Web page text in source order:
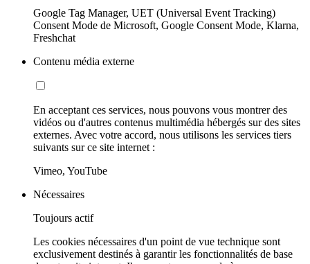
Google Tag Manager, UET (Universal Event Tracking)
Consent Mode de Microsoft, Google Consent Mode, Klarna,
Freshchat
Contenu média externe
En acceptant ces services, nous pouvons vous montrer des
vidéos ou d'autres contenus multimédia hébergés sur des sites
externes. Avec votre accord, nous utilisons les services tiers
suivants sur ce site internet :
Vimeo, YouTube
Nécessaires
Toujours actif
Les cookies nécessaires d'un point de vue technique sont
exclusivement destinés à garantir les fonctionnalités de base